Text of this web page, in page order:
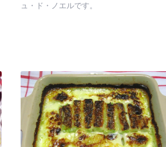
ュ・ド・ノエルです。